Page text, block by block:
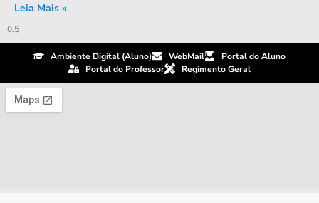
Leia Mais »
Ambiente Digital (Aluno) WebMail
Portal do Aluno
Portal do Professor
Regimento Geral